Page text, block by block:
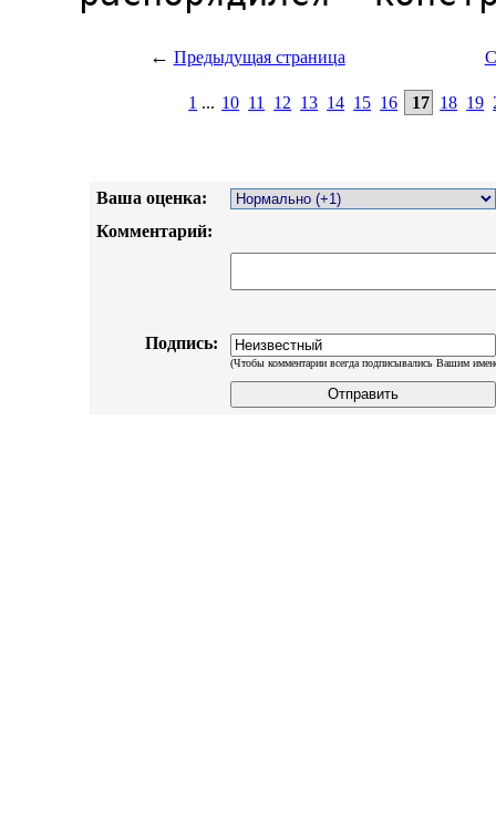
← Предыдущая страница
1 ... 10 11 12 13 14 15 16 17 18 19
Ваша оценка:
Комментарий:
Подпись:
(Чтобы комментарии всегда подписывались Вашим